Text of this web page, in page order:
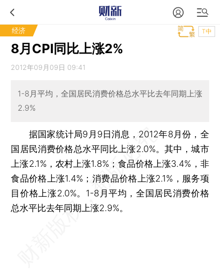
经济 T中
8月CPI同比上涨2%
2012年09月09日 09:41
1-8月平均，全国居民消费价格总水平比去年同期上涨
2.9%
据国家统计局9月9日消息，2012年8月份，全
国居民消费价格总水平同比上涨2.0%。其中，城市
上涨2.1%，农村上涨1.8%；食品价格上涨3.4%，非
食品价格上涨1.4%；消费品价格上涨2.1%，服务项
目价格上涨2.0%。1-8月平均，全国居民消费价格
总水平比去年同期上涨2.9%。